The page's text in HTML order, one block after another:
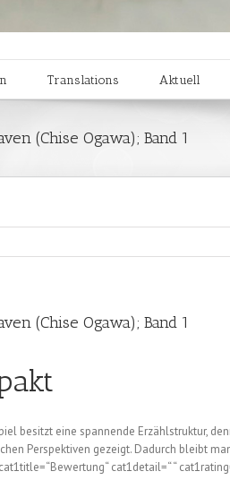
Translations Aktuell
(Chise Ogawa); Band 1
(Chise Ogawa); Band 1
besitzt eine spannende Erzählstruktur,
Perspektiven gezeigt. Dadurch bleibt
cat1detail=“ “